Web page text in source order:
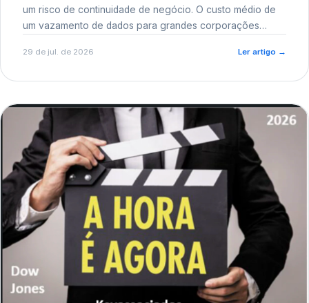
um risco de continuidade de negócio. O custo médio de
um vazamento de dados para grandes corporações
reputacional e o risco regulatório junto a órgãos como a
29 de jul. de 2026 Ler artigo →